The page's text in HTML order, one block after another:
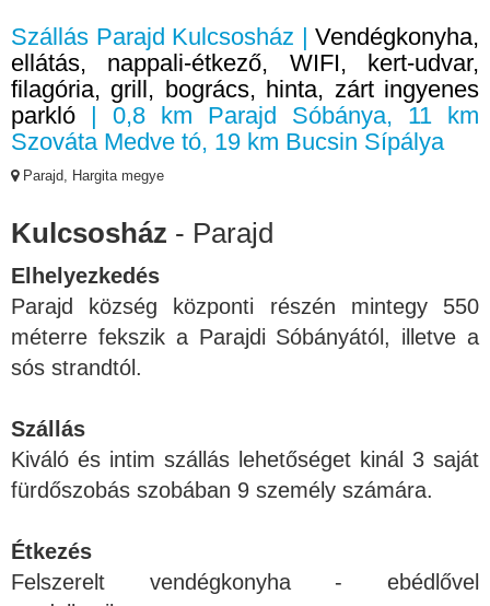
Szállás Parajd Kulcsosház | Vendégkonyha,
ellátás, nappali-étkező, WIFI, kert-udvar,
filagória, grill, bogrács, hinta, zárt ingyenes
parkló | 0,8 km Parajd Sóbánya, 11 km
Szováta Medve tó, 19 km Bucsin Sípálya
Parajd, Hargita megye
Kulcsosház - Parajd
Elhelyezkedés
Parajd község központi részén mintegy 550
méterre fekszik a Parajdi Sóbányától, illetve a
sós strandtól.
Szállás
Kiváló és intim szállás lehetőséget kinál 3 saját
fürdőszobás szobában 9 személy számára.
Étkezés
Felszerelt vendégkonyha - ebédlővel